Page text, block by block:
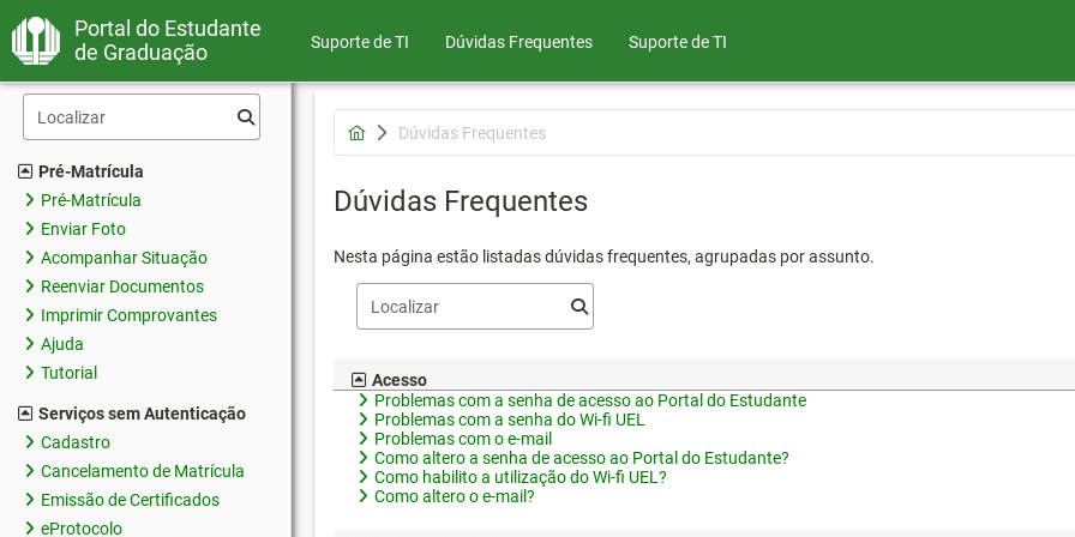
Portal do Estudante
de Graduação
Suporte de TI Dúvidas Frequentes Suporte de TI
Pré-Matrícula
Pré-Matrícula
Enviar Foto
Acompanhar Situação
Reenviar Documentos
Imprimir Comprovantes
Ajuda
Tutorial
Serviços sem Autenticação
Cadastro
Cancelamento de Matrícula
Emissão de Certificados
eProtocolo
Dúvidas Frequentes
Dúvidas Frequentes
Nesta página estão listadas dúvidas frequentes, agrupadas por assunto.
Acesso
Problemas com a senha de acesso ao Portal do Estudante
Problemas com a senha do Wi-fi UEL
Problemas com o e-mail
Como altero a senha de acesso ao Portal do Estudante?
Como habilito a utilização do Wi-fi UEL?
Como altero o e-mail?